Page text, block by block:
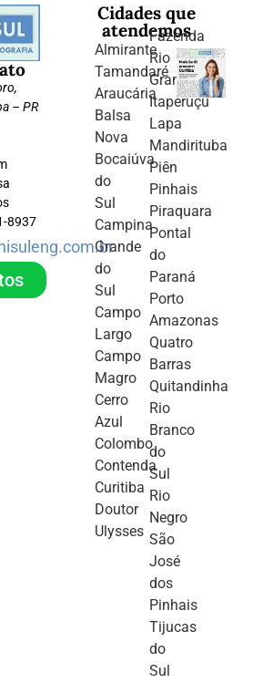
– PR
8937
Cidades que
atendemos
Almirante
Tamandaré
Araucária
Balsa
Nova
Bocaiúva
do
Sul
Campina
Grande
do
Sul
Campo
Largo
Campo
Magro
Cerro
Azul
Colombo
Contenda
Curitiba
Doutor
Ulysses
Fazenda
Rio
Grande
Itaperuçu
Lapa
Mandirituba
Piên
Pinhais
Piraquara
Pontal
do
Paraná
Porto
Amazonas
Quatro
Barras
Quitandinha
Rio
Branco
do
Sul
Rio
Negro
São
José
dos
Pinhais
Tijucas
do
Sul